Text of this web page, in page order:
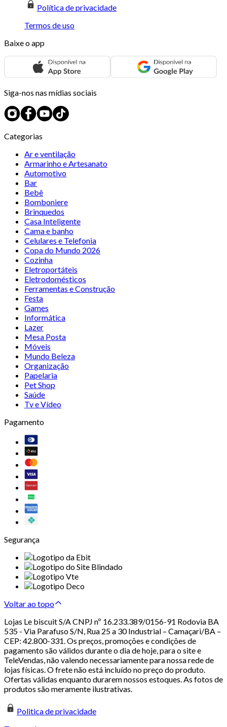
Política de privacidade
Termos de uso
Baixe o app
Siga-nos nas mídias sociais
Categorias
Ar e ventilação
Armarinho e Artesanato
Automotivo
Bar
Bebê
Bomboniere
Brinquedos
Casa Inteligente
Cama e banho
Celulares e Telefonia
Copa do Mundo 2026
Cozinha
Eletroportáteis
Eletrodomésticos
Ferramentas e Construção
Festa
Games
Informática
Lazer
Mesa Posta
Móveis
Mundo Beleza
Organização
Papelaria
Pet Shop
Saúde
Tv e Vídeo
Pagamento
Segurança
Voltar ao topo
Lojas Le biscuit S/A CNPJ nº 16.233.389/0156-91 Rodovia BA
535 - Via Parafuso S/N, Rua 25 a 30 Industrial – Camaçari/BA –
CEP: 42.800-331. Os preços, promoções e condições de
pagamento são válidos durante o dia de hoje, para o site e
TeleVendas, não valendo necessariamente para nossa rede de
lojas físicas. O frete não está incluído no preço do produto.
Ofertas válidas enquanto durarem nossos estoques. As fotos de
produtos são meramente ilustrativas.
Politica de privacidade